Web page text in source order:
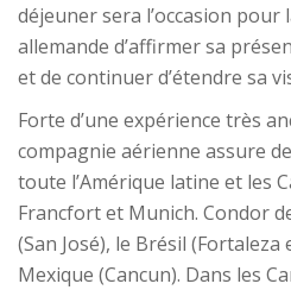
déjeuner sera l’occasion
allemande d’affirmer sa
et de continuer d’étendre sa
Forte d’une expérience très
compagnie aérienne assure
toute l’Amérique latine et les
Francfort et Munich. Condor
(San José), le Brésil (Fortaleza
Mexique (Cancun). Dans les